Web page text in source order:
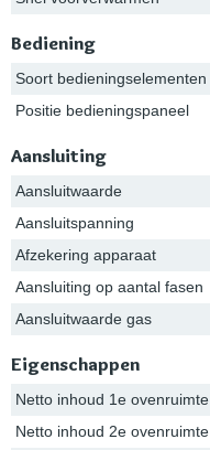
Bediening
Soort bedieningselementen
Positie bedieningspaneel
Aansluiting
Aansluitwaarde
Aansluitspanning
Afzekering apparaat
Aansluiting op aantal fasen
Aansluitwaarde gas
Eigenschappen
Netto inhoud 1e ovenruimte
Netto inhoud 2e ovenruimte